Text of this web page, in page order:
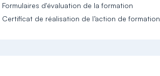
Formulaires d'évaluation de la formation
Certificat de réalisation de l’action de formation